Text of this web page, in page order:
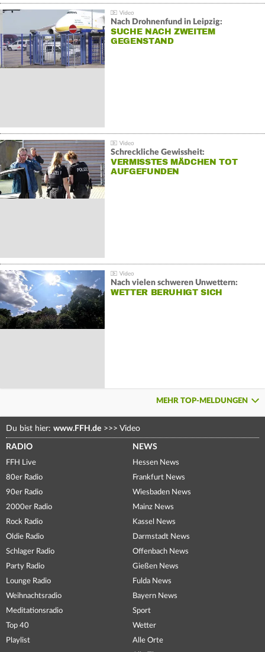
Nach Drohnenfund in Leipzig:
SUCHE NACH ZWEITEM
GEGENSTAND
Schreckliche Gewissheit:
VERMISSTES MÄDCHEN TOT
AUFGEFUNDEN
Nach vielen schweren Unwettern:
WETTER BERUHIGT SICH
MEHR TOP-MELDUNGEN
Du bist hier: www.FFH.de >>> Video
RADIO
FFH Live
80er Radio
90er Radio
2000er Radio
Rock Radio
Oldie Radio
Schlager Radio
Party Radio
Lounge Radio
Weihnachtsradio
Meditationsradio
Top 40
Playlist
NEWS
Hessen News
Frankfurt News
Wiesbaden News
Mainz News
Kassel News
Darmstadt News
Offenbach News
Gießen News
Fulda News
Bayern News
Sport
Wetter
Alle Orte